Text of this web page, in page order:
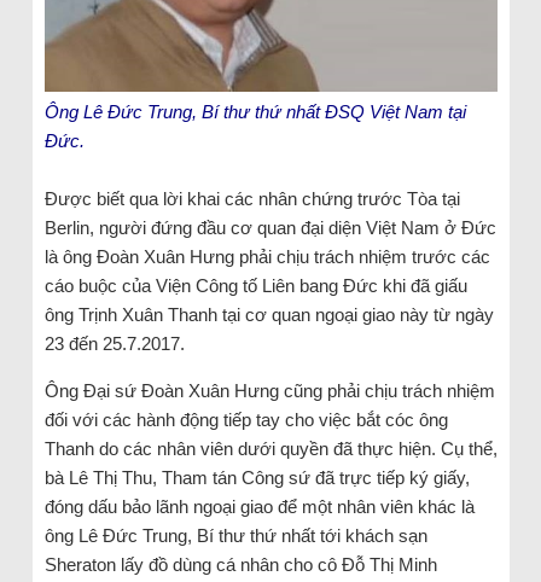
Ông Lê Đức Trung, Bí thư thứ nhất ĐSQ Việt Nam tại
Đức.
Được biết qua lời khai các nhân chứng trước Tòa tại
Berlin, người đứng đầu cơ quan đại diện Việt Nam ở Đức
là ông Đoàn Xuân Hưng phải chịu trách nhiệm trước các
cáo buộc của Viện Công tố Liên bang Đức khi đã giấu
ông Trịnh Xuân Thanh tại cơ quan ngoại giao này từ ngày
23 đến 25.7.2017.
Ông Đại sứ Đoàn Xuân Hưng cũng phải chịu trách nhiệm
đối với các hành động tiếp tay cho việc bắt cóc ông
Thanh do các nhân viên dưới quyền đã thực hiện. Cụ thể,
bà Lê Thị Thu, Tham tán Công sứ đã trực tiếp ký giấy,
đóng dấu bảo lãnh ngoại giao để một nhân viên khác là
ông Lê Đức Trung, Bí thư thứ nhất tới khách sạn
Sheraton lấy đồ dùng cá nhân cho cô Đỗ Thị Minh